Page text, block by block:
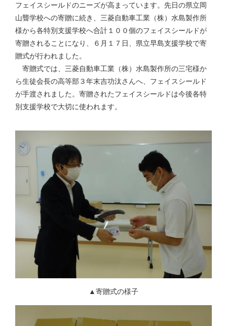
フェイスシールドのニーズが高まっています。先日の県立岡
山聾学校への寄贈に続き、三菱自動車工業（株）水島製作所
様から各特別支援学校へ合計１００個のフェイスシールドが
寄贈されることになり、６月１７日、県立早島支援学校で寄
贈式が行われました。
寄贈式では、三菱自動車工業（株）水島製作所の三宅様か
ら生徒会長の高等部３年末吉功汰さんへ、フェイスシールド
が手渡されました。寄贈されたフェイスシールドは今後各特
別支援学校で大切に使われます。
▲寄贈式の様子